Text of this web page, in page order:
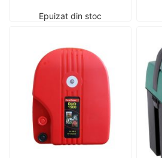
Epuizat din stoc